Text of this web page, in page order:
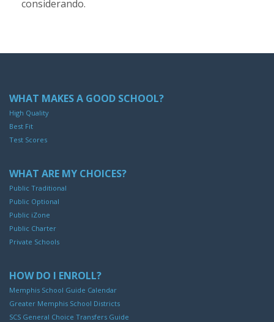
considerando.
WHAT MAKES A GOOD SCHOOL?
High Quality
Best Fit
Test Scores
WHAT ARE MY CHOICES?
Public Traditional
Public Optional
Public iZone
Public Charter
Private Schools
HOW DO I ENROLL?
Memphis School Guide Calendar
Greater Memphis School Districts
SCS General Choice Transfers Guide